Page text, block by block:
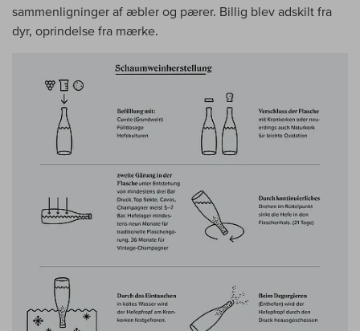
sammenligninger af æbler og pærer. Billig blev adskilt fra
dyr, oprindelse fra mærke.